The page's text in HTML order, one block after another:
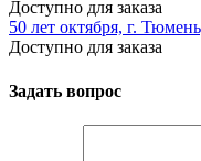
Доступно для заказа
50 лет октября, г.
Доступно для заказа
Задать вопрос